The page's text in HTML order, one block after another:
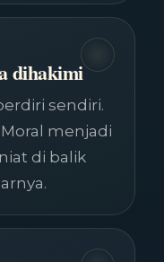
dihakimi
sendiri.
menjadi
di balik